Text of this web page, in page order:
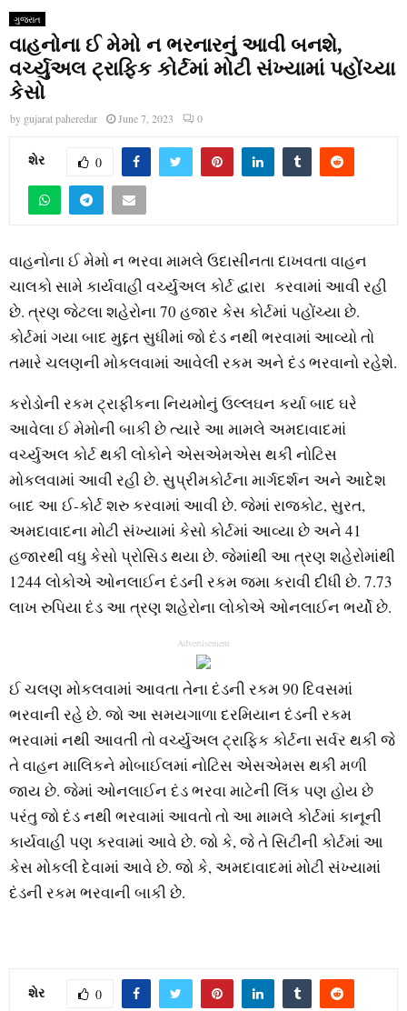
ગુજરાત
વાહનોના ઈ મેમો ન ભરનારનું આવી બનશે,
વર્ચ્યુઅલ ટ્રાફિક કોર્ટમાં મોટી સંખ્યામાં પહોંચ્યા
કેસો
by gujarat paheredar June 7, 2023 0
શેર 0
વાહનોના ઈ મેમો ન ભરવા મામલે ઉદાસીનતા દાખવતા વાહન
ચાલકો સામે કાર્યવાહી વર્ચ્યુઅલ કોર્ટ દ્વારા કરવામાં આવી રહી
છે. ત્રણ જેટલા શહેરોના 70 હજાર કેસ કોર્ટમાં પહોંચ્યા છે.
કોર્ટમાં ગયા બાદ મુદ્દત સુધીમાં જો દંડ નથી ભરવામાં આવ્યો તો
તમારે ચલણની મોકલવામાં આવેલી રકમ અને દંડ ભરવાનો રહેશે.
કરોડોની રકમ ટ્રાફીકના નિયમોનું ઉલ્લઘન કર્યા બાદ ઘરે
આવેલા ઈ મેમોની બાકી છે ત્યારે આ મામલે અમદાવાદમાં
વર્ચ્યુઅલ કોર્ટ થકી લોકોને એસએમએસ થકી નોટિસ
મોકલવામાં આવી રહી છે. સુપ્રીમકોર્ટના માર્ગદર્શન અને આદેશ
બાદ આ ઈ-કોર્ટ શરુ કરવામાં આવી છે. જેમાં રાજકોટ, સુરત,
અમદાવાદના મોટી સંખ્યામાં કેસો કોર્ટમાં આવ્યા છે અને 41
હજારથી વધુ કેસો પ્રોસિડ થયા છે. જેમાંથી આ ત્રણ શહેરોમાંથી
1244 લોકોએ ઓનલાઈન દંડની રકમ જમા કરાવી દીધી છે. 7.73
લાખ રુપિયા દંડ આ ત્રણ શહેરોના લોકોએ ઓનલાઈન ભર્યો છે.
Advertisement
ઈ ચલણ મોકલવામાં આવતા તેના દંડની રકમ 90 દિવસમાં
ભરવાની રહે છે. જો આ સમયગાળા દરમિયાન દંડની રકમ
ભરવામાં નથી આવતી તો વર્ચ્યુઅલ ટ્રાફિક કોર્ટના સર્વર થકી જે
તે વાહન માલિકને મોબાઈલમાં નોટિસ એસએમસ થકી મળી
જાય છે. જેમાં ઓનલાઈન દંડ ભરવા માટેની લિંક પણ હોય છે
પરંતુ જો દંડ નથી ભરવામાં આવતો તો આ મામલે કોર્ટમાં કાનૂની
કાર્યવાહી પણ કરવામાં આવે છે. જો કે, જે તે સિટીની કોર્ટમાં આ
કેસ મોકલી દેવામાં આવે છે. જો કે, અમદાવાદમાં મોટી સંખ્યામાં
દંડની રકમ ભરવાની બાકી છે.
શેર 0